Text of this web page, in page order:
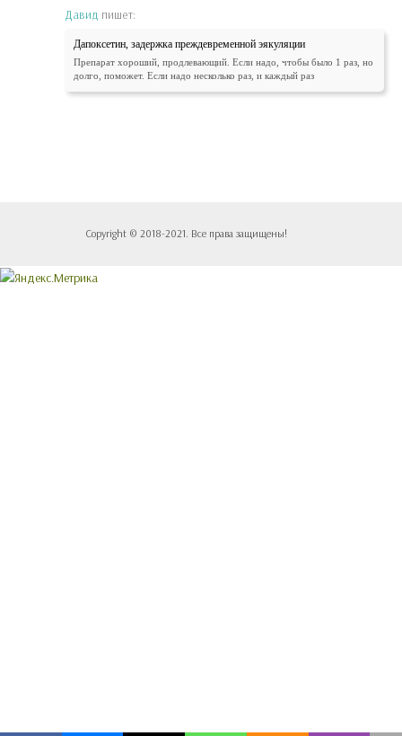
Давид пишет:
Дапоксетин, задержка преждевременной эякуляции
Препарат хороший, продлевающий. Если надо, чтобы было 1 раз, но
долго, поможет. Если надо несколько раз, и каждый раз
Copyright © 2018-2021. Все права защищены!